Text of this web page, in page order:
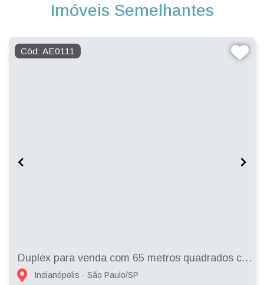
Imóveis Semelhantes
Cód: AE0111
Duplex para venda com 65 metros quadrados com 2 quartos em Moema - São Paulo - SP
Indianópolis - São Paulo/SP